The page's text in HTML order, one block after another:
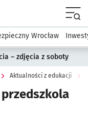
Dla mieszkańca
Wrocław
– zdjęcia z soboty
Aktualności z edukacji